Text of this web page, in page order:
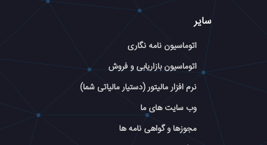
سایر
اتوماسیون نامه نگاری
اتوماسیون بازاریابی و فروش
نرم افزار مالیتور (دستیار مالیاتی شما)
وب سایت های ما
مجوزها و گواهی نامه ها